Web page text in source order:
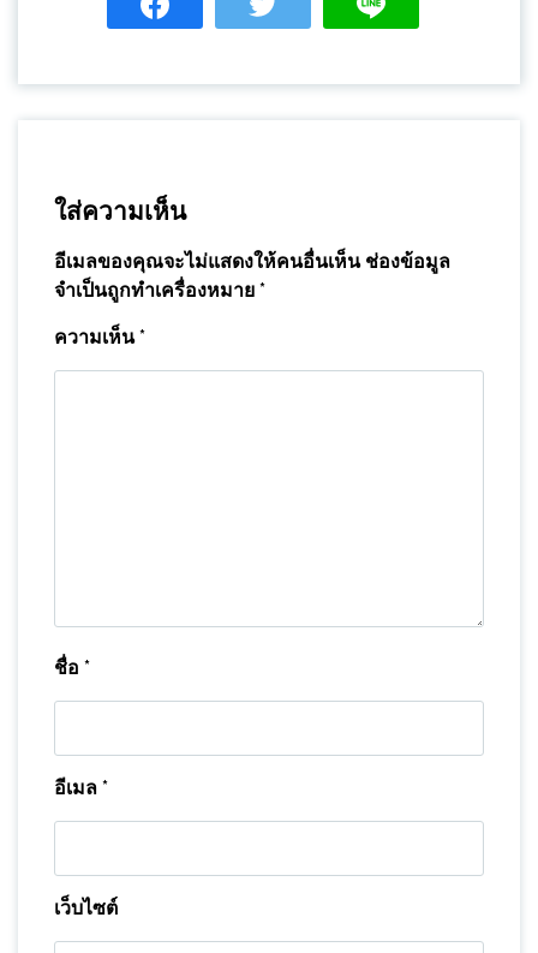
ใส่ความเห็น
อีเมลของคุณจะไม่แสดงให้คนอื่นเห็น ช่องข้อมูล
จำเป็นถูกทำเครื่องหมาย *
ความเห็น*
ชื่อ *
อีเมล *
เว็บไซต์